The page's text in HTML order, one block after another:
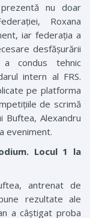
nu doar
­Roxana
iar federația a
desfășurării
condus tehnic
intern al FRS.
pe platforma
de scrimă
Buftea, Alexandru
eveniment.
Locul 1 la
antrenat de
rezultate ale
a câștigat proba